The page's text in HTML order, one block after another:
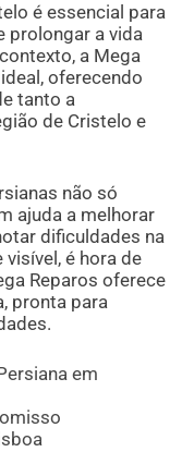
é essencial para
prolongar a vida
a Mega
oferecendo
tanto a
de Cristelo e
não só
ajuda a melhorar
dificuldades na
é hora de
Reparos oferece
pronta para
em